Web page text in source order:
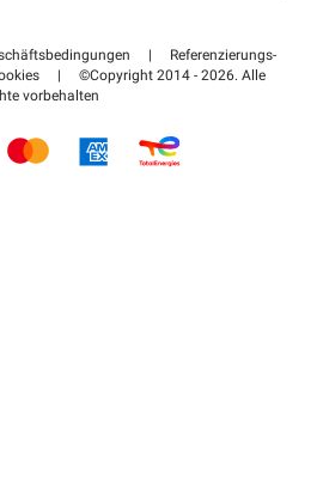
FLOW
|
Referenzierungs-
|
©Copyright 2014 - 2026. Alle
vorbehalten